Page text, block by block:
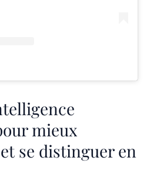
mieux
se distinguer en